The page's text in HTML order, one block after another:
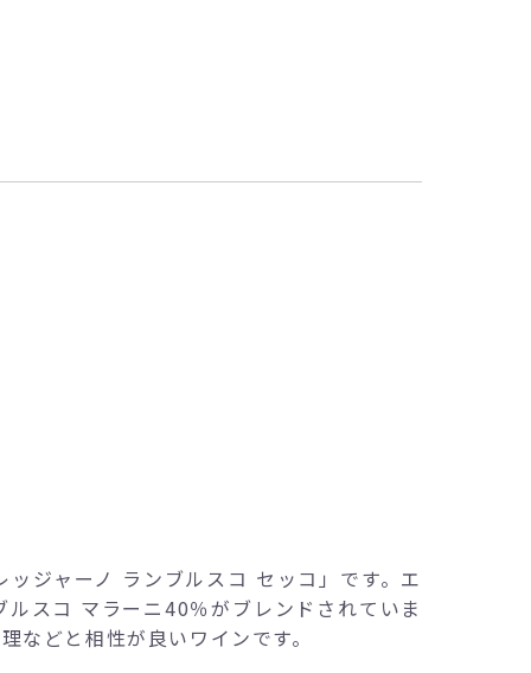
ジャーノ ランブルスコ セッコ」です。エ
スコ マラーニ40％がブレンドされていま
どと相性が良いワインです。